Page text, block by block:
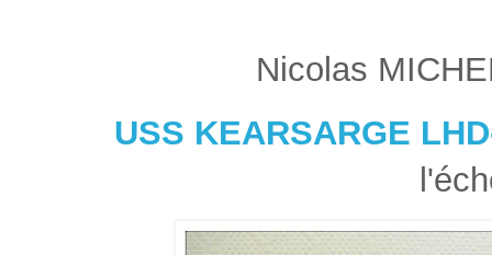
Nicolas
USS KEARSARGE